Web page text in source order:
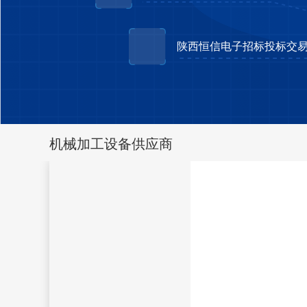
陕西恒信电子招标投标交
机械加工设备供应商